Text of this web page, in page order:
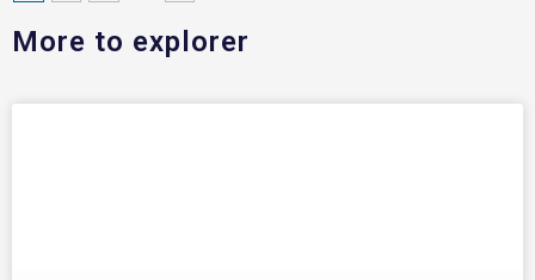
More to explorer